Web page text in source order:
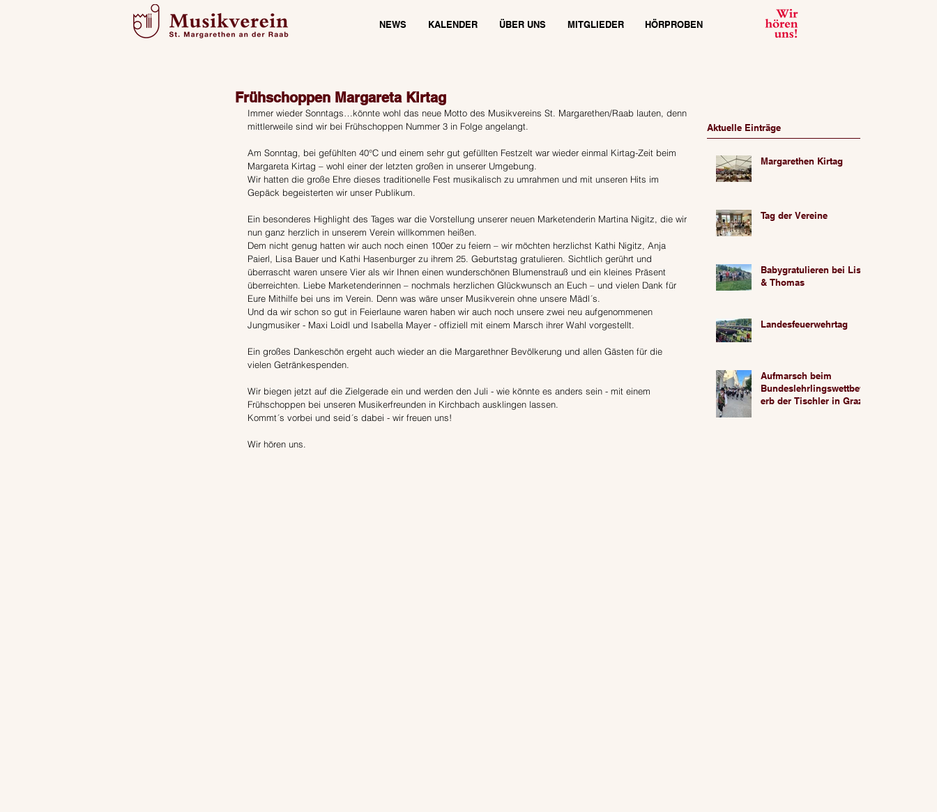
NEWS KALENDER ÜBER UNS MITGLIEDER HÖRPROBEN
Frühschoppen Margareta Kirtag
Immer wieder Sonntags…könnte wohl das neue Motto des Musikvereins St. Margarethen/Raab lauten, denn
mittlerweile sind wir bei Frühschoppen Nummer 3 in Folge angelangt.
Am Sonntag, bei gefühlten 40°C und einem sehr gut gefüllten Festzelt war wieder einmal Kirtag-Zeit beim
Margareta Kirtag – wohl einer der letzten großen in unserer Umgebung.
Wir hatten die große Ehre dieses traditionelle Fest musikalisch zu umrahmen und mit unseren Hits im
Gepäck begeisterten wir unser Publikum.
Ein besonderes Highlight des Tages war die Vorstellung unserer neuen Marketenderin Martina Nigitz, die wir
nun ganz herzlich in unserem Verein willkommen heißen.
Dem nicht genug hatten wir auch noch einen 100er zu feiern – wir möchten herzlichst Kathi Nigitz, Anja
Paierl, Lisa Bauer und Kathi Hasenburger zu ihrem 25. Geburtstag gratulieren. Sichtlich gerührt und
überrascht waren unsere Vier als wir Ihnen einen wunderschönen Blumenstrauß und ein kleines Präsent
überreichten. Liebe Marketenderinnen – nochmals herzlichen Glückwunsch an Euch – und vielen Dank für
Eure Mithilfe bei uns im Verein. Denn was wäre unser Musikverein ohne unsere Mädl´s.
Und da wir schon so gut in Feierlaune waren haben wir auch noch unsere zwei neu aufgenommenen
Jungmusiker - Maxi Loidl und Isabella Mayer - offiziell mit einem Marsch ihrer Wahl vorgestellt.
Ein großes Dankeschön ergeht auch wieder an die Margarethner Bevölkerung und allen Gästen für die
vielen Getränkespenden.
Wir biegen jetzt auf die Zielgerade ein und werden den Juli - wie könnte es anders sein - mit einem
Frühschoppen bei unseren Musikerfreunden in Kirchbach ausklingen lassen.
Kommt´s vorbei und seid´s dabei - wir freuen uns!
Wir hören uns.
Aktuelle Einträge
Margarethen Kirtag
Tag der Vereine
Babygratulieren bei Lisa
& Thomas
Landesfeuerwehrtag
Aufmarsch beim
Bundeslehrlingswettbew
erb der Tischler in Graz